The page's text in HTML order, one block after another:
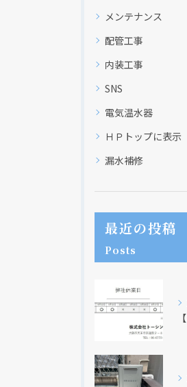
メンテナンス
配管工事
内装工事
SNS
電気温水器
ＨＰトップに表示
漏水補修
最近の投稿
Posts